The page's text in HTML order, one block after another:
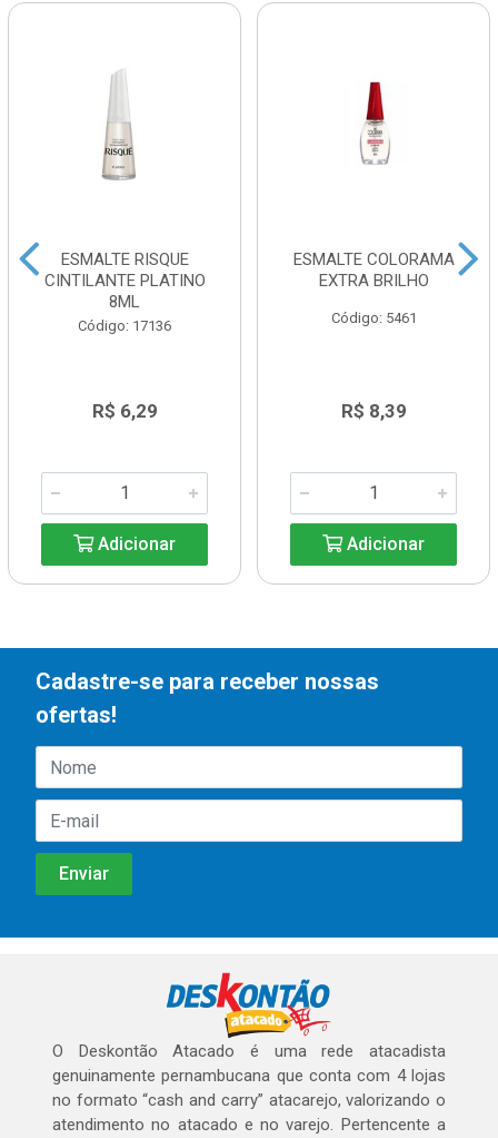
ESMALTE RISQUE
CINTILANTE PLATINO
8ML
Código: 17136
R$ 6,29
Adicionar
ESMALTE COLORAMA
EXTRA BRILHO
Código: 5461
R$ 8,39
Adicionar
Cadastre-se para receber nossas
ofertas!
O Deskontão Atacado é uma rede atacadista
genuinamente pernambucana que conta com 4 lojas
no formato “cash and carry” atacarejo, valorizando o
atendimento no atacado e no varejo. Pertencente a